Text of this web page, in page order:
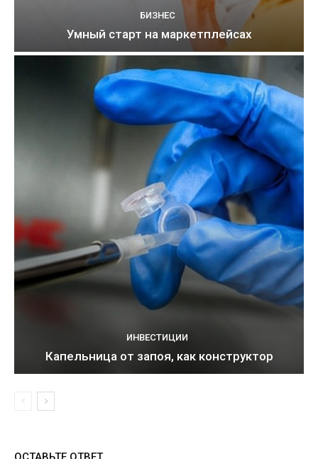
БИЗНЕС
Умный старт на маркетплейсах
ИНВЕСТИЦИИ
Капельница от запоя, как конструктор